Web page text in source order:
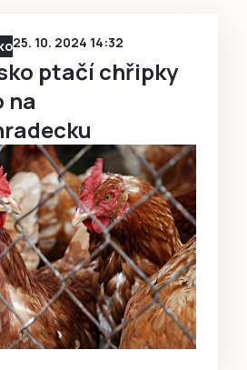
25. 10. 2024 14:32
ptačí chřipky
na